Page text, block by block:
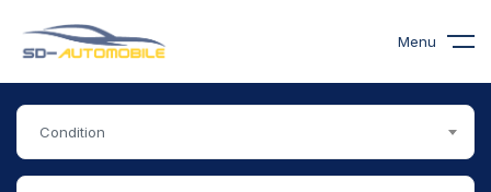
Menu
Condition